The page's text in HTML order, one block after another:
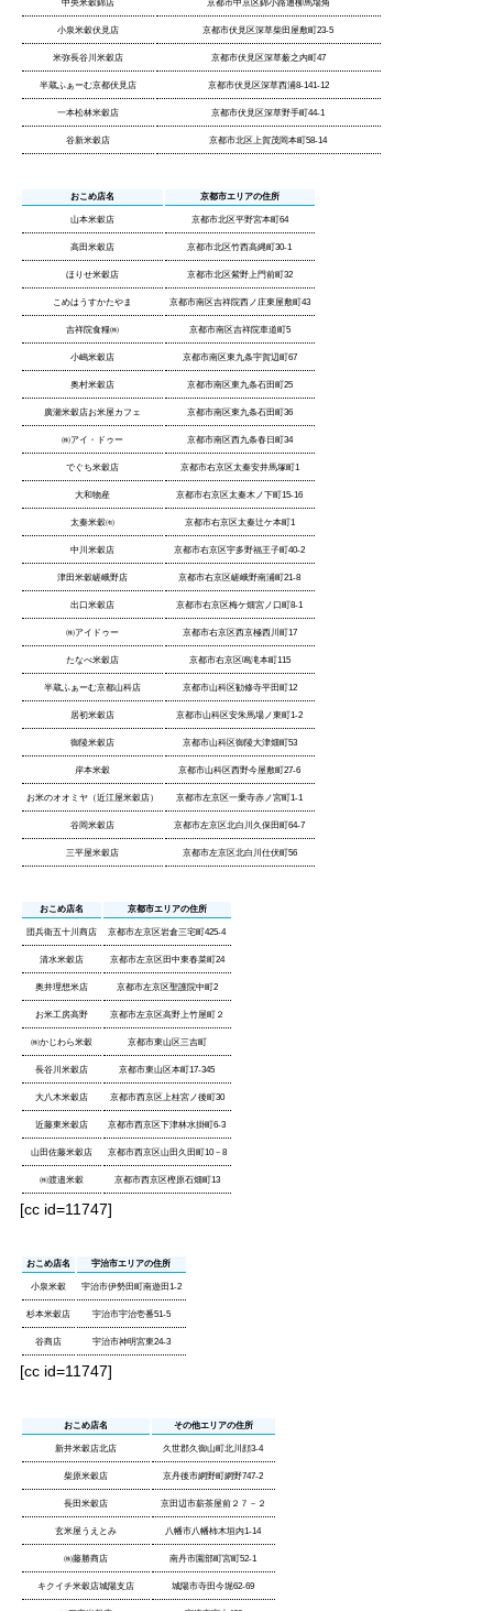
中央米穀錦店 京都市中京区錦小路通柳馬場角
小泉米穀伏見店 京都市伏見区深草柴田屋敷町23-5
米弥長谷川米穀店 京都市伏見区深草薮之内町47
半蔵ふぁーむ京都伏見店 京都市伏見区深草西浦8-141-12
一本松林米穀店 京都市伏見区深草野手町44-1
谷新米穀店 京都市北区上賀茂岡本町58-14
おこめ店名 京都市エリアの住所
山本米穀店 京都市北区平野宮本町64
高田米穀店 京都市北区竹西高縄町30-1
ほりせ米穀店 京都市北区紫野上門前町32
こめはうすかたやま 京都市南区吉祥院西ノ庄東屋敷町43
吉祥院食糧㈱ 京都市南区吉祥院車道町5
小嶋米穀店 京都市南区東九条宇賀辺町67
奥村米穀店 京都市南区東九条石田町25
廣瀬米穀店お米屋カフェ 京都市南区東九条石田町36
㈱アイ・ドゥー 京都市南区西九条春日町34
でぐち米穀店 京都市右京区太秦安井馬塚町1
大和物産 京都市右京区太秦木ノ下町15-16
太秦米穀㈲ 京都市右京区太秦辻ケ本町1
中川米穀店 京都市右京区宇多野福王子町40-2
津田米穀嵯峨野店 京都市右京区嵯峨野南浦町21-8
出口米穀店 京都市右京区梅ケ畑宮ノ口町8-1
㈱アイドゥー 京都市右京区西京極西川町17
たなべ米穀店 京都市右京区鳴滝本町115
半蔵ふぁーむ京都山科店 京都市山科区勧修寺平田町12
居初米穀店 京都市山科区安朱馬場ノ東町1-2
御陵米穀店 京都市山科区御陵大津畑町53
岸本米穀 京都市山科区西野今屋敷町27-6
お米のオオミヤ（近江屋米穀店） 京都市左京区一乗寺赤ノ宮町1-1
谷岡米穀店 京都市左京区北白川久保田町64-7
三平屋米穀店 京都市左京区北白川仕伏町56
おこめ店名 京都市エリアの住所
団兵衛五十川商店 京都市左京区岩倉三宅町425-4
清水米穀店 京都市左京区田中東春菜町24
奥井理想米店 京都市左京区聖護院中町2
お米工房高野 京都市左京区高野上竹屋町２
㈱かじわら米穀 京都市東山区三吉町
長谷川米穀店 京都市東山区本町17-345
大八木米穀店 京都市西京区上桂宮ノ後町30
近藤東米穀店 京都市西京区下津林水掛町6-3
山田佐藤米穀店 京都市西京区山田久田町10－8
㈱渡邉米穀 京都市西京区樫原石畑町13
[cc id=11747]
おこめ店名 宇治市エリアの住所
小泉米穀 宇治市伊勢田町南遊田1-2
杉本米穀店 宇治市宇治壱番51-5
谷商店 宇治市神明宮東24-3
[cc id=11747]
おこめ店名 その他エリアの住所
新井米穀店北店 久世郡久御山町北川顔3-4
柴原米穀店 京丹後市網野町網野747-2
長田米穀店 京田辺市薪茶屋前２７－２
玄米屋うえとみ 八幡市八幡柿木垣内1-14
㈱藤勝商店 南丹市園部町宮町52-1
キクイチ米穀店城陽支店 城陽市寺田今堀62-69